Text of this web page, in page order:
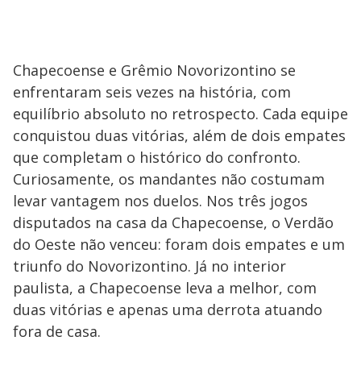
Chapecoense e Grêmio Novorizontino se
enfrentaram seis vezes na história, com
equilíbrio absoluto no retrospecto. Cada equipe
conquistou duas vitórias, além de dois empates
que completam o histórico do confronto.
Curiosamente, os mandantes não costumam
levar vantagem nos duelos. Nos três jogos
disputados na casa da Chapecoense, o Verdão
do Oeste não venceu: foram dois empates e um
triunfo do Novorizontino. Já no interior
paulista, a Chapecoense leva a melhor, com
duas vitórias e apenas uma derrota atuando
fora de casa.